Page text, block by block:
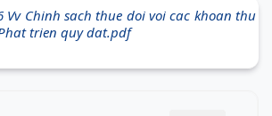
Vv Chinh sach thue doi voi cac khoan thu
trien quy dat.pdf